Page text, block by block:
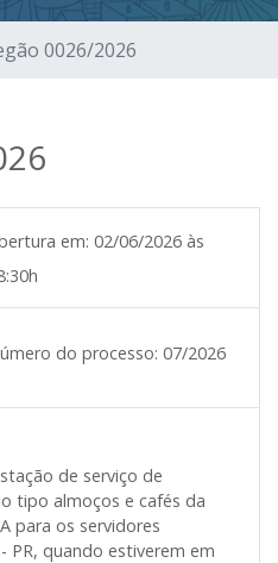
0026/2026
em: 02/06/2026 às
do processo: 07/2026
de serviço de
tipo almoços e cafés da
para os servidores
PR, quando estiverem em